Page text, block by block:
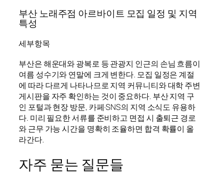
부산 노래주점 아르바이트 모집 일정 및 지역
특성
세부항목
부산은 해운대와 광복로 등 관광지 인근의 손님 흐름이
여름 성수기와 연말에 크게 변한다. 모집 일정은 계절
에 따라 다르게 나타나므로 지역 커뮤니티와 대학 주변
게시판을 자주 확인하는 것이 중요하다. 부산 지역 구
인 포털과 현장 방문, 카페·SNS의 지역 소식도 유용하
다. 미리 필요한 서류를 준비하고 면접 시 출퇴근 경로
와 근무 가능 시간을 명확히 조율하면 합격 확률이 올
라간다.
자주 묻는 질문들